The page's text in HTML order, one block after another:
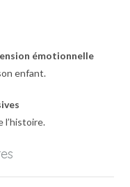
émotionnelle
enfant.
l’histoire.